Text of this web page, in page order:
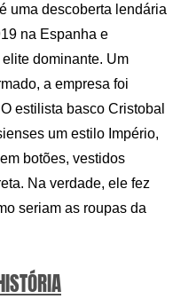
uma descoberta lendária
na Espanha e
dominante. Um
a empresa foi
estilista basco Cristobal
um estilo Império,
botões, vestidos
Na verdade, ele fez
seriam as roupas da